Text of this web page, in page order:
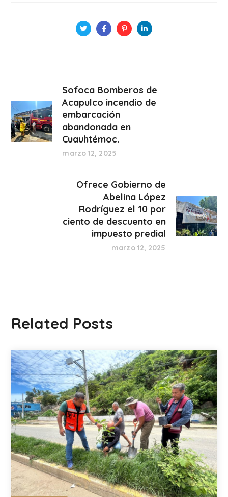
Sofoca Bomberos de
Acapulco incendio de
embarcación
abandonada en
Cuauhtémoc.
marzo 12, 2025
Ofrece Gobierno de
Abelina López
Rodríguez el 10 por
ciento de descuento en
impuesto predial
marzo 12, 2025
Related Posts